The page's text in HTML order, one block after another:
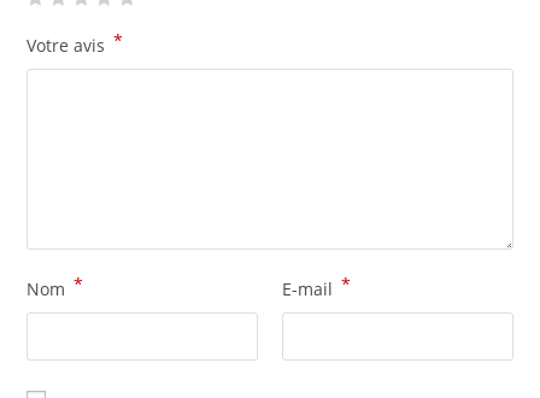
Votre avis *
Nom * E-mail *